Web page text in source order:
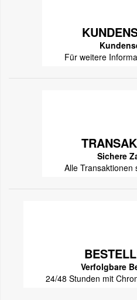
Für weitere
Sichere
Alle Transaktionen
Verfolgbare
24/48 Stunden mit